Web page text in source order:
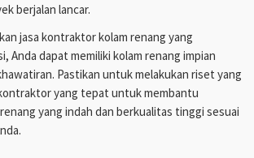
berjalan lancar.
jasa kontraktor kolam renang yang
Anda dapat memiliki kolam renang impian
Pastikan untuk melakukan riset yang
yang tepat untuk membantu
yang indah dan berkualitas tinggi sesuai